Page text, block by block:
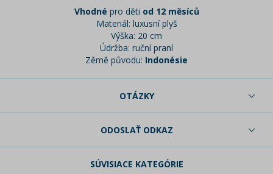
Vhodné pro děti od 12 měsíců
Materiál: luxusní plyš
Výška: 20 cm
Údržba: ruční praní
Zěmě původu: Indonésie
OTÁZKY
ODOSLAŤ ODKAZ
SÚVISIACE KATEGÓRIE